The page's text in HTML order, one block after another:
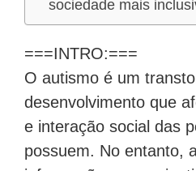
sociedade mais
===INTRO:===
O autismo é um
desenvolvimento que
e interação social das
possuem. No entanto,